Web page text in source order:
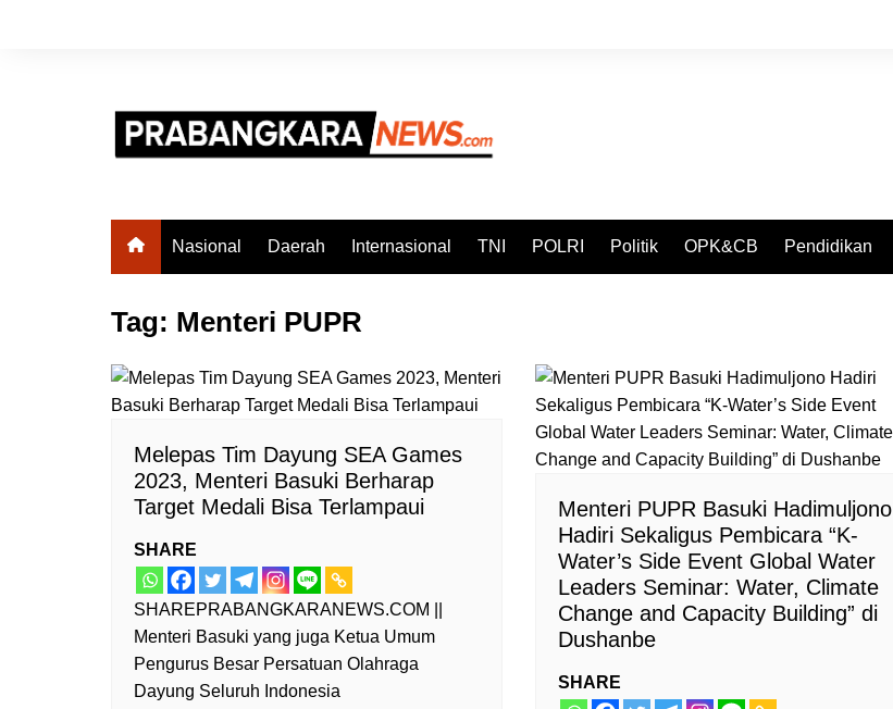
Nasional Daerah Internasional TNI POLRI Politik OPK&CB Pendidikan
Tag: Menteri PUPR
Melepas Tim Dayung SEA Games
2023, Menteri Basuki Berharap
Target Medali Bisa Terlampaui
SHARE
SHAREPRABANGKARANEWS.COM ||
Menteri Basuki yang juga Ketua Umum
Pengurus Besar Persatuan Olahraga
Dayung Seluruh Indonesia
Menteri PUPR Basuki Hadimuljono
Hadiri Sekaligus Pembicara “K-
Water’s Side Event Global Water
Leaders Seminar: Water, Climate
Change and Capacity Building” di
Dushanbe
SHARE